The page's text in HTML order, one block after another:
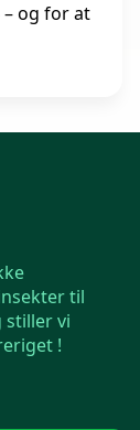
– og for at
til
stiller vi
!